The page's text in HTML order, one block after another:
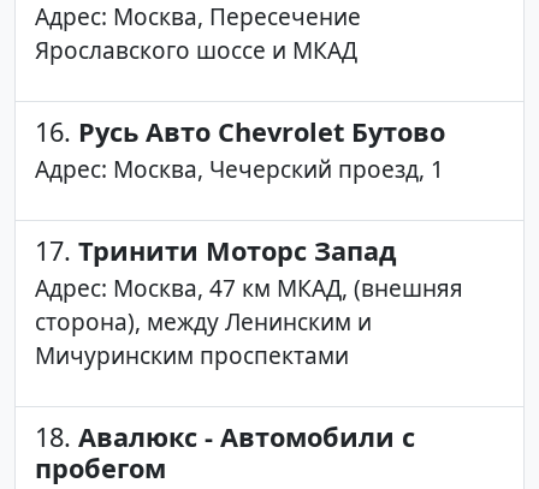
Адрес: Москва, Пересечение
Ярославского шоссе и МКАД
16. Русь Авто Chevrolet Бутово
Адрес: Москва, Чечерский проезд, 1
17. Тринити Моторс Запад
Адрес: Москва, 47 км МКАД, (внешняя
сторона), между Ленинским и
Мичуринским проспектами
18. Авалюкс - Автомобили с
пробегом